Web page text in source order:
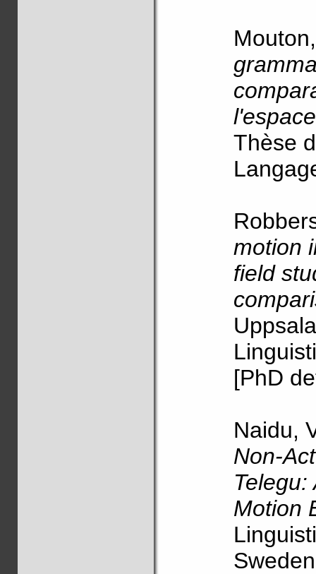
Thèse
motion
field
[PhD
Naidu,
Non-
Motion